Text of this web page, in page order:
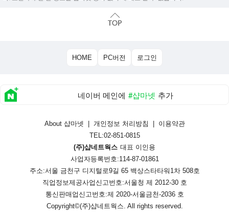
HOME PC버전 로그인
네이버 메인에 #샵마넷 추가
About 샵마넷 개인정보 처리방침
이용약관
TEL:02-851-0815
(주)샵네트웍스 대표 이인용
사업자등록번호:114-87-01861
주소:서울 금천구 디지털로9길 65 백상스타타워1차 508호
직업정보제공사업신고번호:서울청 제 2012-30 호
통신판매업신고번호:제 2020-서울금천-2036 호
Copyright©(주)샵네트웍스. All rights reserved.